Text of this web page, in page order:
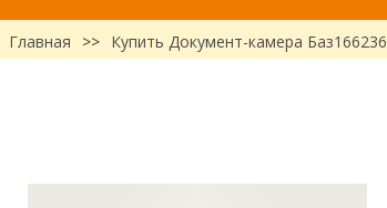
Главная >> Купить Документ-камера Баз166236